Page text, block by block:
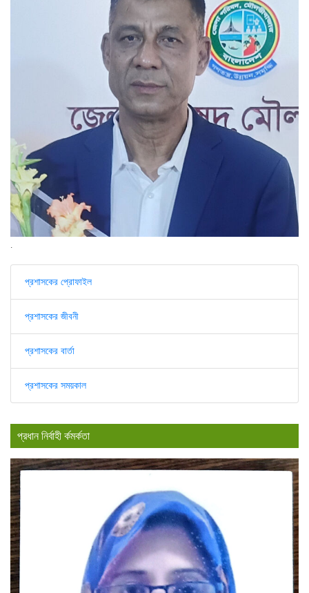
.
প্রশাসকের প্রোফাইল
প্রশাসকের জীবনী
প্রশাসকের বার্তা
প্রশাসকের সময়কাল
প্রধান নির্বাহী র্কমর্কতা